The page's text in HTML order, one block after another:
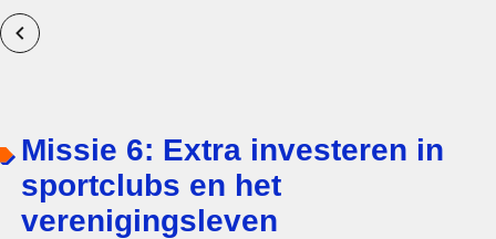
Missie 6: Extra investeren in
sportclubs en het
verenigingsleven